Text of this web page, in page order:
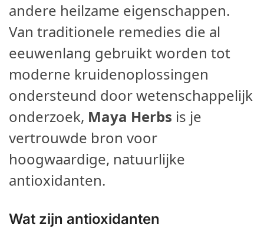
andere heilzame eigenschappen.
Van traditionele remedies die al
eeuwenlang gebruikt worden tot
moderne kruidenoplossingen
ondersteund door wetenschappelijk
onderzoek, Maya Herbs is je
vertrouwde bron voor
hoogwaardige, natuurlijke
antioxidanten.
Wat zijn antioxidanten